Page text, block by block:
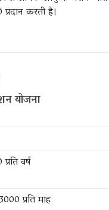
प्रदान करती है।
योजना
वर्ष
प्रति माह